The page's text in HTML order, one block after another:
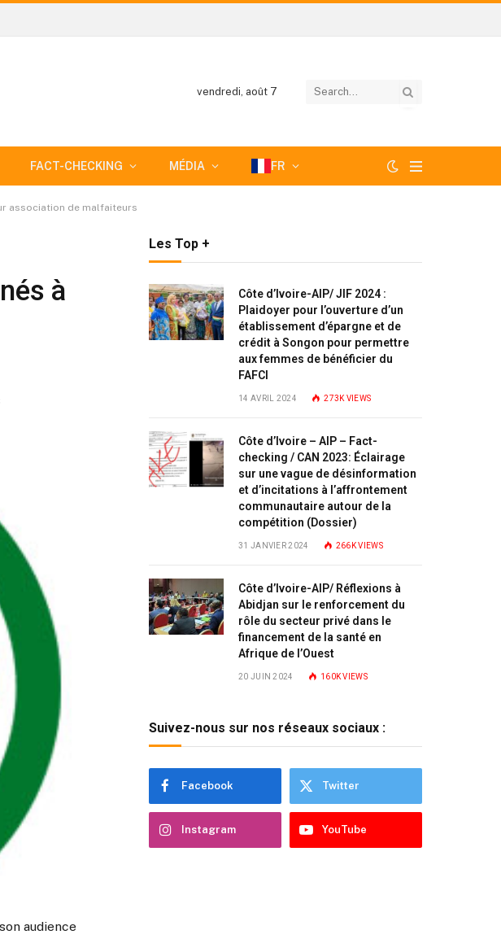
vendredi, août 7
FACT-CHECKING MÉDIA FR
association de malfaiteurs
à
audience
Les Top +
Côte d’Ivoire-AIP/ JIF 2024 :
Plaidoyer pour l’ouverture d’un
établissement d’épargne et de
crédit à Songon pour permettre
aux femmes de bénéficier du
FAFCI
14 AVRIL 2024 273K VIEWS
Côte d’Ivoire – AIP – Fact-
checking / CAN 2023: Éclairage
sur une vague de désinformation
et d’incitations à l’affrontement
communautaire autour de la
compétition (Dossier)
31 JANVIER 2024 266KVIEWS
Côte d’Ivoire-AIP/ Réflexions à
Abidjan sur le renforcement du
rôle du secteur privé dans le
financement de la santé en
Afrique de l’Ouest
20 JUIN 2024 160KVIEWS
Suivez-nous sur nos réseaux sociaux :
Facebook Twitter
Instagram YouTube